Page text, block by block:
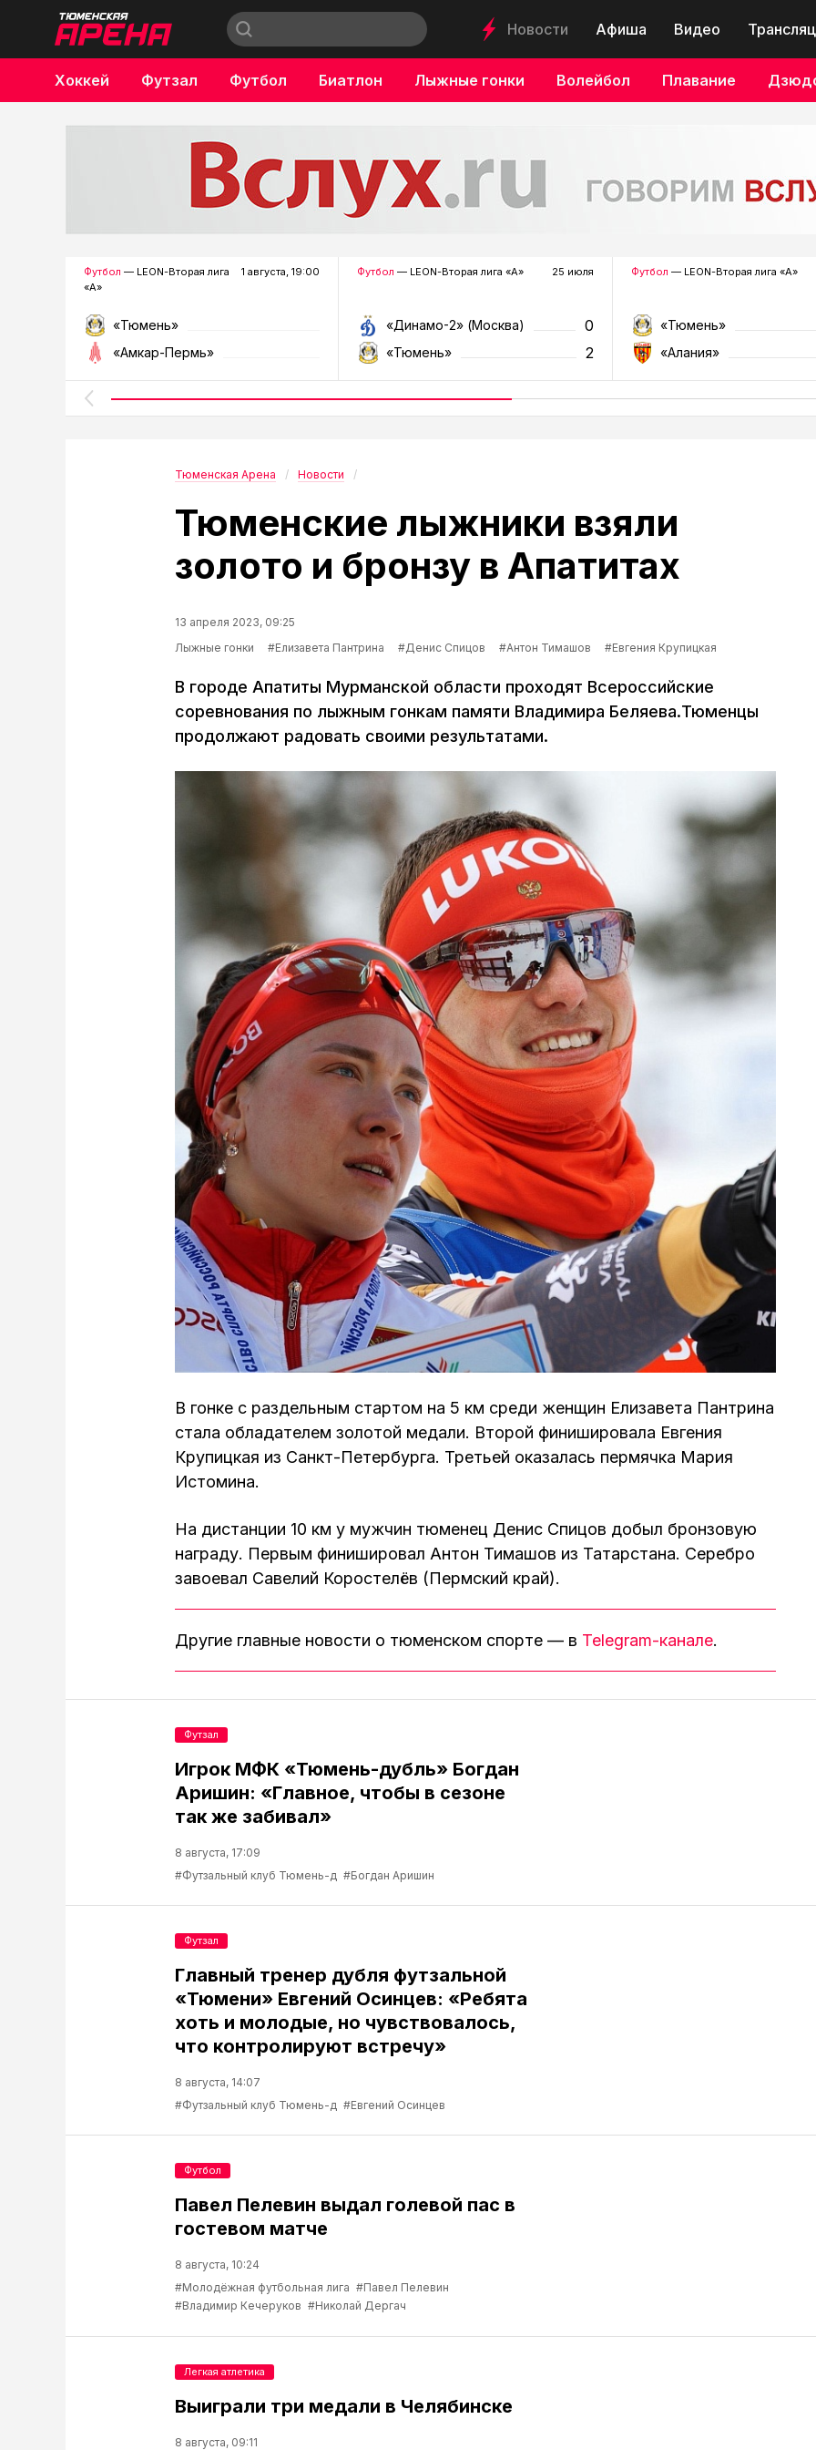
Новости Афиша Видео
Хоккей Футзал Футбол Биатлон Лыжные гонки Волейбол Плавание
Бокс
Футбол — LEON-Вторая лига
«А»
1 августа, 19:00
«Тюмень»
«Амкар-Пермь»
Футбол — LEON-Вторая лига «А» 25 июля
«Динамо-2» (Москва) 0
«Тюмень» 2
Футбол — LEON-Вторая лига «А»
«Тюмень»
«Алания»
Тюменская Арена Новости
Тюменские лыжники взяли
золото и бронзу в Апатитах
13 апреля 2023, 09:25
Лыжные гонки
#Елизавета Пантрина #Денис Спицов #Антон Тимашов #Евгения Крупицкая
В городе Апатиты Мурманской области проходят Всероссийские
соревнования по лыжным гонкам памяти Владимира Беляева.Тюменцы
продолжают радовать своими результатами.
В гонке с раздельным стартом на 5 км среди женщин Елизавета Пантрина
стала обладателем золотой медали. Второй финишировала Евгения
Крупицкая из Санкт-Петербурга. Третьей оказалась пермячка Мария
Истомина.
На дистанции 10 км у мужчин тюменец Денис Спицов добыл бронзовую
награду. Первым финишировал Антон Тимашов из Татарстана. Серебро
завоевал Савелий Коростелёв (Пермский край).
Другие главные новости о тюменском спорте — в Telegram-канале.
Игрок МФК «Тюмень-дубль» Богдан
Аришин: «Главное, чтобы в сезоне
так же забивал»
8 августа, 17:09
#Футзальный клуб Тюмень-д #Богдан Аришин
Футзал
Главный тренер дубля футзальной
«Тюмени» Евгений Осинцев: «Ребята
хоть и молодые, но чувствовалось,
что контролируют встречу»
8 августа, 14:07
#Футзальный клуб Тюмень-д #Евгений Осинцев
Футзал
Павел Пелевин выдал голевой пас в
гостевом матче
8 августа, 10:24
#Молодёжная футбольная лига #Павел Пелевин
#Владимир Кечеруков #Николай Дергач
Футбол
Выиграли три медали в Челябинске
8 августа, 09:11
Легкая атлетика